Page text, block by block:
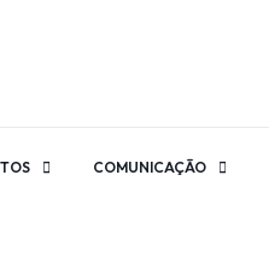
COMUNICAÇÃO